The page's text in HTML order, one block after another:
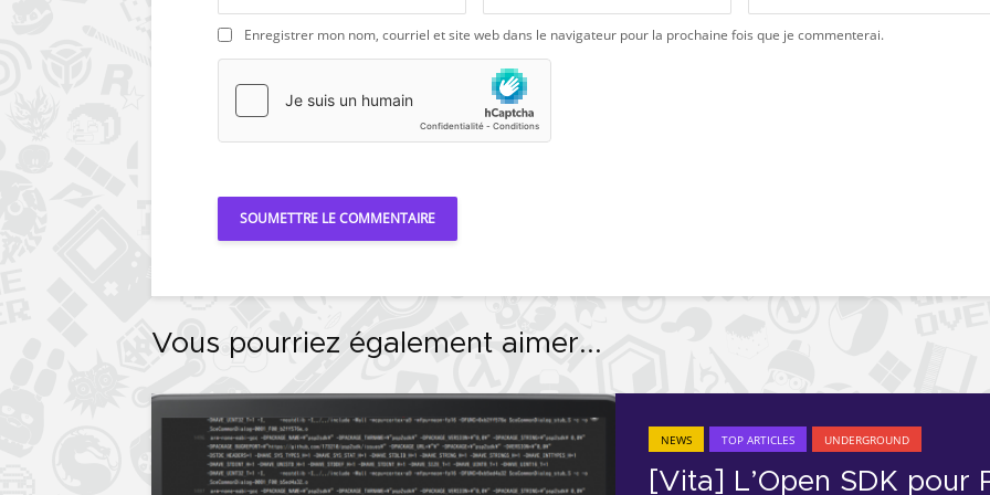
Enregistrer mon nom, courriel et site web dans le navigateur pour la prochaine fois que je commenterai.
Vous pourriez également aimer...
NEWS TOP ARTICLES UNDERGROUND
[Vita] L’Open SDK pour